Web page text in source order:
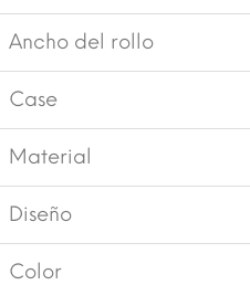
Ancho del rollo
Case
Material
Diseño
Color